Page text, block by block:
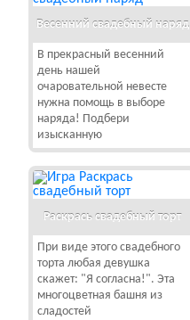
Весенний свадебный наряд
В прекрасный весенний
день нашей
очаровательной невесте
нужна помощь в выборе
наряда! Подбери
изысканную
Раскрась свадебный торт
При виде этого свадебного
торта любая девушка
скажет: "Я согласна!". Эта
многоцветная башня из
сладостей